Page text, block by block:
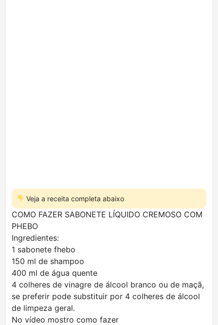
Veja a receita completa abaixo
COMO FAZER SABONETE LÍQUIDO CREMOSO COM
PHEBO
Ingredientes:
1 sabonete fhebo
150 ml de shampoo
400 ml de água quente
4 colheres de vinagre de álcool branco ou de maçã,
se preferir pode substituir por 4 colheres de álcool
de limpeza geral.
No vídeo mostro como fazer